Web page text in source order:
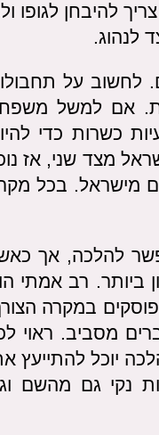
להיבחן לגופו
לנהוג.
לחשוב על
אם למשל
כשרות כדי
מצד שני, אז
מישראל. בכל
להלכה, אך
ביותר. רב אמתי
במקרה
מסביב. ראוי
יוכל להתייעץ
נקי גם מהשם